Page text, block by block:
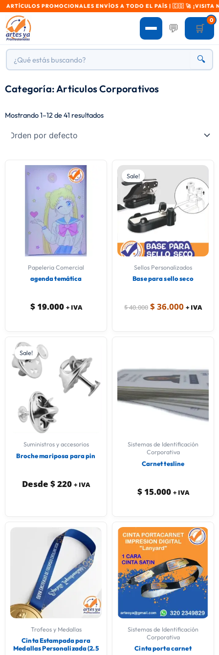
PROMOCIONALES ENVÍOS A TODO EL PAÍS | 🇨🇴 🚀 ¡VISITA
💬 🛒
0
🔍
Categoría: Articulos Corporativos
Mostrando 1–12 de 41 resultados
Papeleria Comercial
agenda temática
$19.000 + IVA
Sale!
Sellos Personalizados
Base para sello seco
$40.000
Original
was:
$ 40.000.
$ 36.000
Current
price
is:
$ 36.000.
+ IVA
Sale!
Suministros y accesorios
Broche mariposa para pin
Desde $220 + IVA
Sistemas de Identificación
Corporativa
Carnet tesline
$15.000 + IVA
Trofeos y Medallas
Cinta Estampada para
Medallas Personalizada (2.5
Sistemas de Identificación
Corporativa
Cinta porta carnet